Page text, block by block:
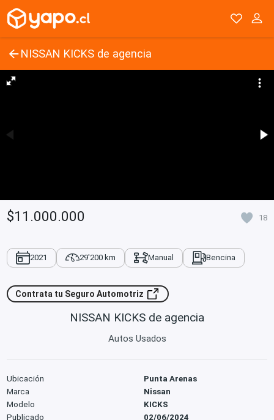
NISSAN KICKS de agencia
$11.000.000 18
2021 29'200 km Manual Bencina
Contrata tu Seguro Automotriz
NISSAN KICKS de agencia
Autos Usados
Ubicación
Punta Arenas
Marca
Nissan
Modelo
KICKS
Publicado
02/06/2024